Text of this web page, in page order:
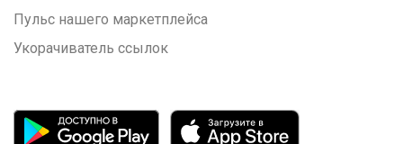
Пульс нашего маркетплейса
Укорачиватель ссылок